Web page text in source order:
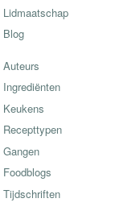
Lidmaatschap
Blog
Auteurs
Ingrediënten
Keukens
Recepttypen
Gangen
Foodblogs
Tijdschriften